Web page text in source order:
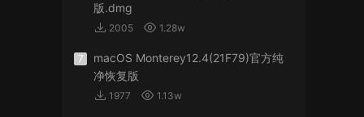
版.dmg
2005 1.28w
7
macOS Monterey12.4(21F79)官方纯
净恢复版
1977 1.13w